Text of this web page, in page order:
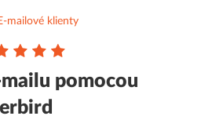
mailové klienty
pomocou